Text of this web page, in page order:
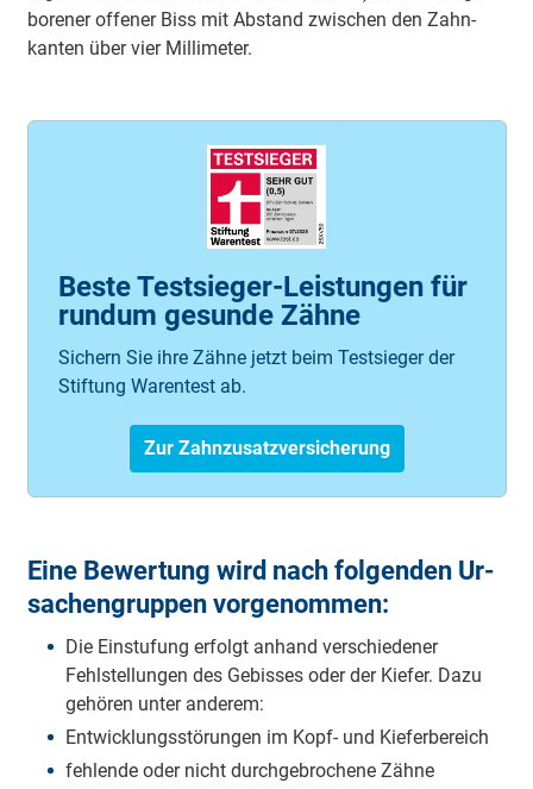
borener offener Biss mit Abstand zwischen den Zahn­
kanten über vier Milli­meter.
Beste Testsieger-Leistungen für
rundum gesunde Zähne
Sichern Sie ihre Zähne jetzt beim Testsieger der
Stiftung Warentest ab.
Zur Zahnzusatzversicherung
Eine Be­wer­tung wird nach fol­genden Ur­
sachen­gruppen vor­ge­nommen:
Die Einstufung erfolgt anhand verschiedener
Fehlstellungen des Gebisses oder der Kiefer. Dazu
gehören unter anderem:
Entwicklungsstörungen im Kopf- und Kieferbereich
fehlende oder nicht durchgebrochene Zähne